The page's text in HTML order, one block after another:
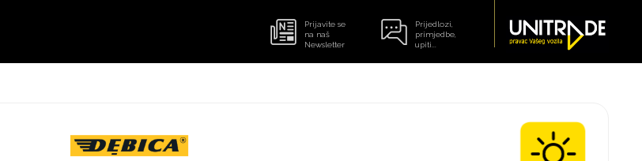
Prijavite se
na naš
Newsletter
Prijedlozi,
primjedbe,
upiti...